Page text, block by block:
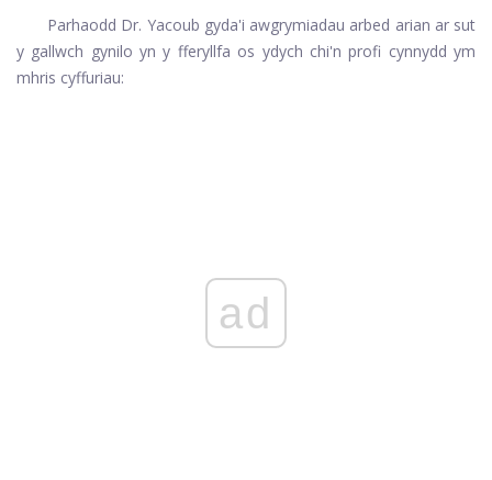
Parhaodd Dr. Yacoub gyda'i awgrymiadau arbed arian ar sut
y gallwch gynilo yn y fferyllfa os ydych chi'n profi cynnydd ym
mhris cyffuriau:
ad